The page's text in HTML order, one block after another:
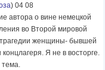
) 04 08
автора о вине немецкой
во Второй мировой
женщины- бывшей
Я не в восторге.
тема.